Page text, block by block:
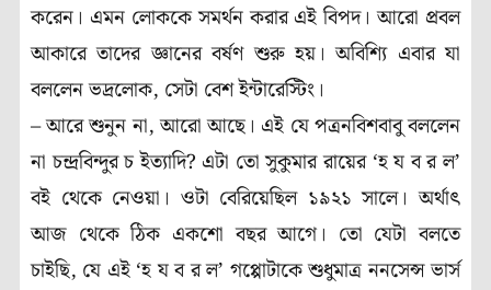
করেন। এমন লোককে সমর্থন করার এই বিপদ। আরো প্রবল
আকারে তাদের জ্ঞানের বর্ষণ শুরু হয়। অবিশ্যি এবার যা
বললেন ভদ্রলোক, সেটা বেশ ইন্টারেস্টিং।
– আরে শুনুন না, আরো আছে। এই যে পত্রনবিশবাবু বললেন
না চন্দ্রবিন্দুর চ ইত্যাদি? এটা তো সুকুমার রায়ের ‘হ য ব র ল’
বই থেকে নেওয়া। ওটা বেরিয়েছিল ১৯২১ সালে। অর্থাৎ
আজ থেকে ঠিক একশো বছর আগে। তো যেটা বলতে
চাইছি, যে এই ‘হ য ব র ল’ গপ্পোটাকে শুধুমাত্র ননসেন্স ভার্স